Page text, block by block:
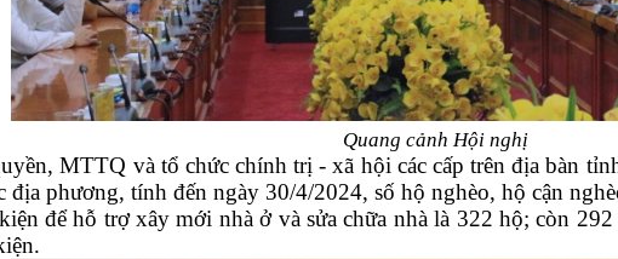
Quang cảnh Hội nghị
MTTQ và tổ chức chính trị - xã hội các cấp trên địa bàn
địa phương, tính đến ngày 30/4/2024, số hộ nghèo, hộ cận
để hỗ trợ xây mới nhà ở và sửa chữa nhà là 322 hộ; còn